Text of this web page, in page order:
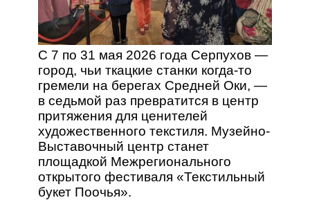
С 7 по 31 мая 2026 года Серпухов —
город, чьи ткацкие станки когда-то
гремели на берегах Средней Оки, —
в седьмой раз превратится в центр
притяжения для ценителей
художественного текстиля. Музейно-
Выставочный центр станет
площадкой Межрегионального
открытого фестиваля «Текстильный
букет Поочья».